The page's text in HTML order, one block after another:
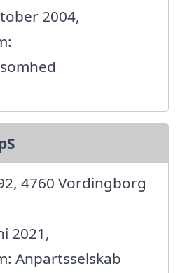
2004,
4760 Vordingborg
2021,
Anpartsselskab